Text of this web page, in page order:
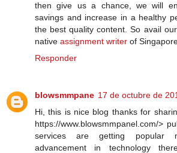
then give us a chance, we will
savings and increase in a healthy
the best quality content. So avail
native assignment writer of
Responder
blowsmmpane 17 de octubre de
Hi, this is nice blog thanks for
https://www.blowsmmpanel.com/>
services are getting popular
advancement in technology